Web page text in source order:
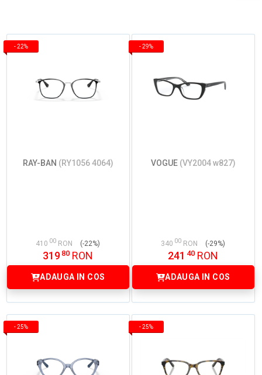
- 22%
RAY-BAN (RY1056 4064)
410 00 RON (-22%)
319 80 RON
ADAUGA IN COS
- 29%
VOGUE (VY2004 w827)
340 00 RON (-29%)
241 40 RON
ADAUGA IN COS
- 25% - 25%